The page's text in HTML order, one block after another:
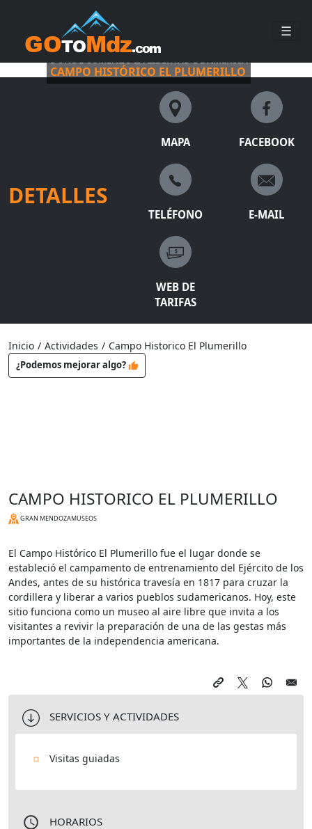
☰
DONDE COMENZÓ LA LIBERTAD DE AMÉRICA
CAMPO HISTÓRICO EL PLUMERILLO
DETALLES
MAPA FACEBOOK
TELÉFONO E-MAIL
WEB DE
TARIFAS
Inicio / Actividades / Campo Historico El Plumerillo
¿Podemos mejorar algo?
CAMPO HISTORICO EL PLUMERILLO
GRAN MENDOZAMUSEOS
El Campo Histórico El Plumerillo fue el lugar donde se
estableció el campamento de entrenamiento del Ejército de los
Andes, antes de su histórica travesía en 1817 para cruzar la
cordillera y liberar a varios pueblos sudamericanos. Hoy, este
sitio funciona como un museo al aire libre que invita a los
visitantes a revivir la preparación de una de las gestas más
importantes de la independencia americana.
SERVICIOS Y ACTIVIDADES
Visitas guiadas
HORARIOS